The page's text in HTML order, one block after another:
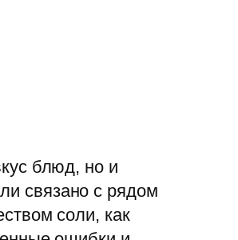
блюд, но и
связано с рядом
соли, как